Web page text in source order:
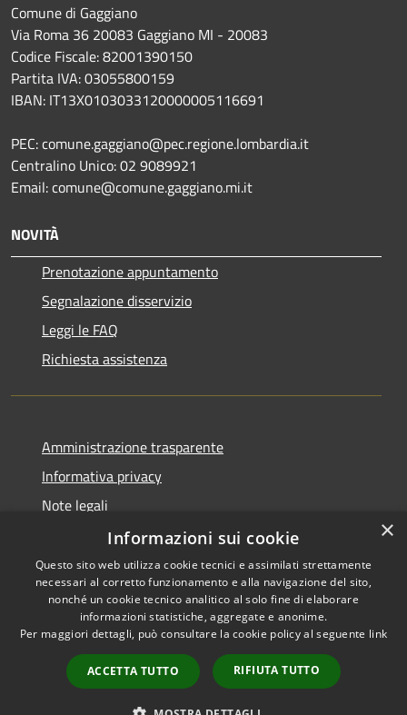
Comune di Gaggiano
Via Roma 36 20083 Gaggiano MI - 20083
Codice Fiscale: 82001390150
Partita IVA: 03055800159
IBAN: IT13X0103033120000005116691
PEC: comune.gaggiano@pec.regione.lombardia.it
Centralino Unico: 02 9089921
Email: comune@comune.gaggiano.mi.it
NOVITÀ
Prenotazione appuntamento
Segnalazione disservizio
Leggi le FAQ
Richiesta assistenza
Amministrazione trasparente
Informativa privacy
Note legali
Dichiarazione di accessibilità
RSS
Accessibilità
Copyright © 2026 • Comune di
Gaggiano • Powered by
Municipium•
Accesso
redazione
×
Informazioni sui cookie
Questo sito web utilizza cookie tecnici e assimilati strettamente
necessari al corretto funzionamento e alla navigazione del sito,
nonché un cookie tecnico analitico al solo fine di elaborare
informazioni statistiche, aggregate e anonime.
Per maggiori dettagli, può consultare la cookie policy al seguente link
ACCETTA TUTTO RIFIUTA TUTTO